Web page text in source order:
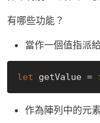
有哪些功能？
當作一個值指派
let getValue =
作為陣列中的元